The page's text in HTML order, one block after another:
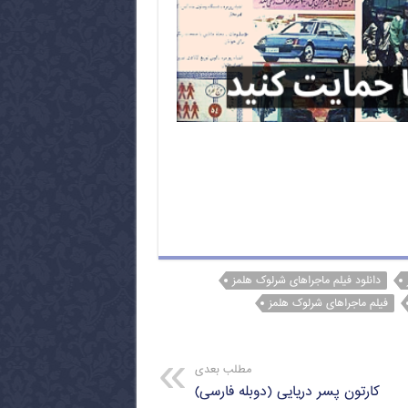
دانلود فیلم ماجراهای شرلوک هلمز
فیلم ماجراهای شرلوک هلمز
مطلب بعدی
کارتون پسر دریایی (دوبله فارسی)